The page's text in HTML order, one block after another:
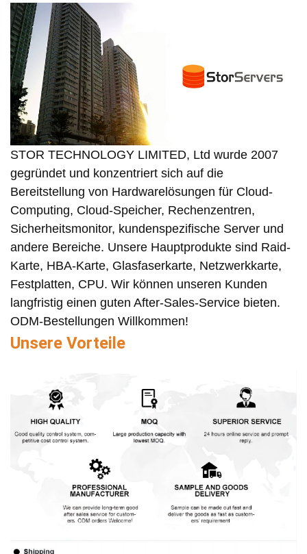
STOR TECHNOLOGY LIMITED, Ltd wurde 2007
gegründet und konzentriert sich auf die
Bereitstellung von Hardwarelösungen für Cloud-
Computing, Cloud-Speicher, Rechenzentren,
Sicherheitsmonitor, kundenspezifische Server und
andere Bereiche. Unsere Hauptprodukte sind Raid-
Karte, HBA-Karte, Glasfaserkarte, Netzwerkkarte,
Festplatten, CPU. Wir können unseren Kunden
langfristig einen guten After-Sales-Service bieten.
ODM-Bestellungen Willkommen!
Unsere Vorteile